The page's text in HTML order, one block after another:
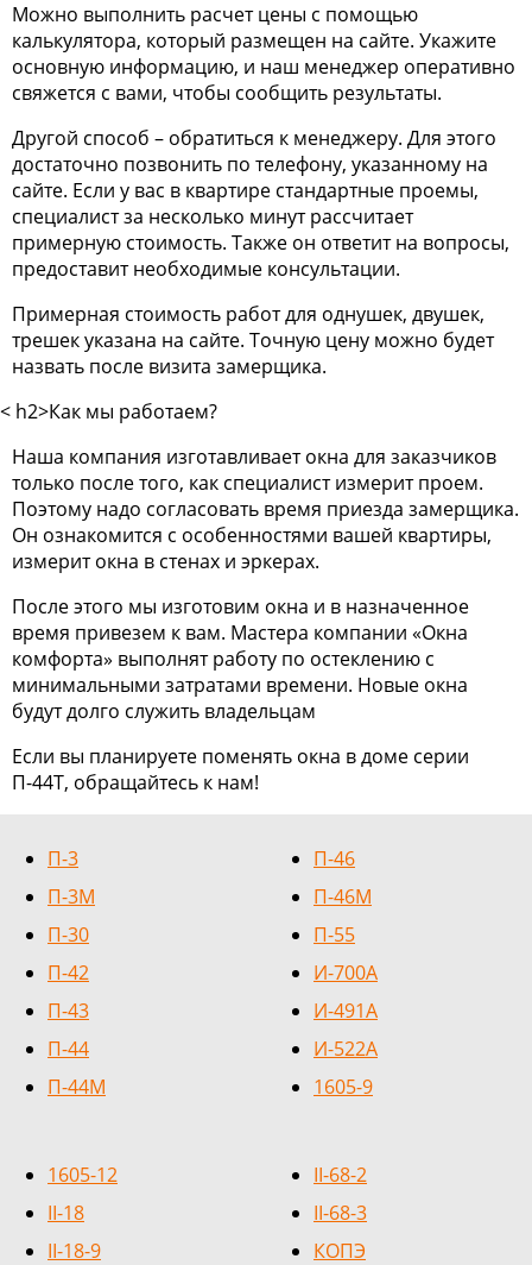
Можно выполнить расчет цены с помощью
калькулятора, который размещен на сайте. Укажите
основную информацию, и наш менеджер оперативно
свяжется с вами, чтобы сообщить результаты.
Другой способ – обратиться к менеджеру. Для этого
достаточно позвонить по телефону, указанному на
сайте. Если у вас в квартире стандартные проемы,
специалист за несколько минут рассчитает
примерную стоимость. Также он ответит на вопросы,
предоставит необходимые консультации.
Примерная стоимость работ для однушек, двушек,
трешек указана на сайте. Точную цену можно будет
назвать после визита замерщика.
< h2>Как мы работаем?
Наша компания изготавливает окна для заказчиков
только после того, как специалист измерит проем.
Поэтому надо согласовать время приезда замерщика.
Он ознакомится с особенностями вашей квартиры,
измерит окна в стенах и эркерах.
После этого мы изготовим окна и в назначенное
время привезем к вам. Мастера компании «Окна
комфорта» выполнят работу по остеклению с
минимальными затратами времени. Новые окна
будут долго служить владельцам
Если вы планируете поменять окна в доме серии
П-44Т, обращайтесь к нам!
П-3
П-3М
П-30
П-42
П-43
П-44
П-44М
П-46
П-46М
П-55
И-700А
И-491А
И-522А
1605-9
1605-12
II-18
II-18-9
II-68-2
II-68-3
КОПЭ